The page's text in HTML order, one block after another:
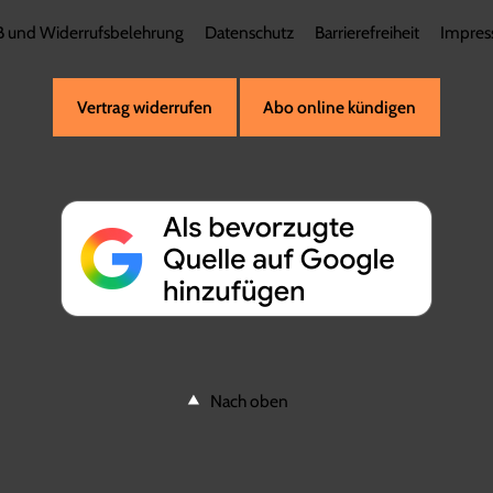
und Widerrufsbelehrung Datenschutz Barrierefreiheit
Vertrag widerrufen Abo online kündigen
Nach oben